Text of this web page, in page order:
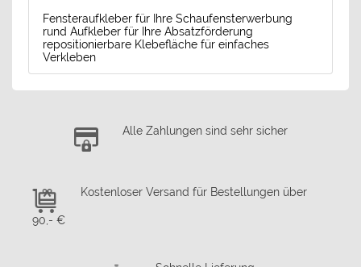
Fensteraufkleber für Ihre Schaufensterwerbung
rund Aufkleber für Ihre Absatzförderung
repositionierbare Klebefläche für einfaches
Verkleben
Alle Zahlungen sind sehr sicher
Kostenloser Versand für Bestellungen über
90,- €